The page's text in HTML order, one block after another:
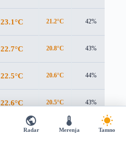
23.1°C 21.2°C 42%
22.7°C 20.8°C 43%
22.5°C 20.6°C 44%
22.6°C 20.5°C 43%
20.6°C
Radar Merenja Tamno